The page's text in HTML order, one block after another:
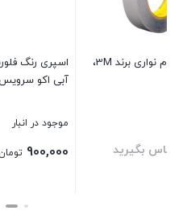
چسب قطره ای رقیق اکو سرویس
برای قیمت تماس بگیرید